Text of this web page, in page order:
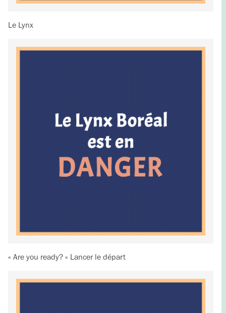
Le Lynx
« Are you ready? » Lancer le départ